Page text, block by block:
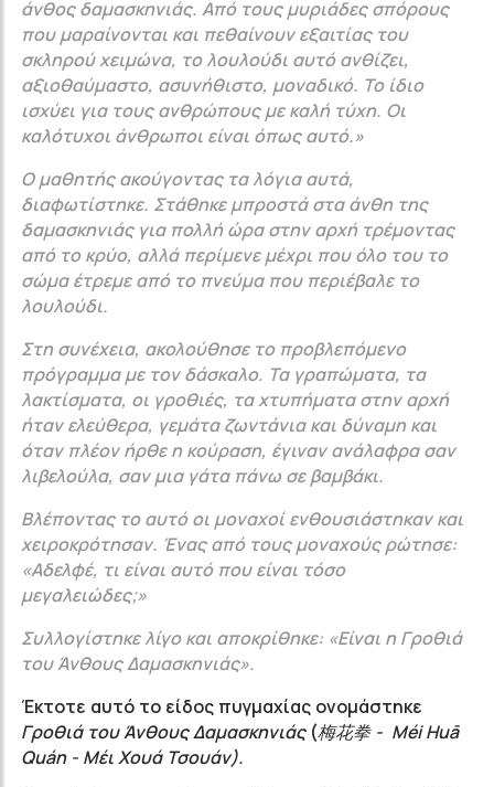
άνθος δαμασκηνιάς. Από τους μυριάδες σπόρους
που μαραίνονται και πεθαίνουν εξαιτίας του
σκληρού χειμώνα, το λουλούδι αυτό ανθίζει,
αξιοθαύμαστο, ασυνήθιστο, μοναδικό. Το ίδιο
ισχύει για τους ανθρώπους με καλή τύχη. Οι
καλότυχοι άνθρωποι είναι όπως αυτό.»
Ο μαθητής ακούγοντας τα λόγια αυτά,
διαφωτίστηκε. Στάθηκε μπροστά στα άνθη της
δαμασκηνιάς για πολλή ώρα στην αρχή τρέμοντας
από το κρύο, αλλά περίμενε μέχρι που όλο του το
σώμα έτρεμε από το πνεύμα που περιέβαλε το
λουλούδι.
Στη συνέχεια, ακολούθησε το προβλεπόμενο
πρόγραμμα με τον δάσκαλο. Τα γραπώματα, τα
λακτίσματα, οι γροθιές, τα χτυπήματα στην αρχή
ήταν ελεύθερα, γεμάτα ζωντάνια και δύναμη και
όταν πλέον ήρθε η κούραση, έγιναν ανάλαφρα σαν
λιβελούλα, σαν μια γάτα πάνω σε βαμβάκι.
Βλέποντας το αυτό οι μοναχοί ενθουσιάστηκαν και
χειροκρότησαν. Ένας από τους μοναχούς ρώτησε:
«Αδελφέ, τι είναι αυτό που είναι τόσο
μεγαλειώδες;»
Συλλογίστηκε λίγο και αποκρίθηκε: «Είναι η Γροθιά
του Άνθους Δαμασκηνιάς».
Έκτοτε αυτό το είδος πυγμαχίας ονομάστηκε
Γροθιά του Άνθους Δαμασκηνιάς(梅花拳 - Méi Huā
Quán - Μέι Χουά Τσουάν).